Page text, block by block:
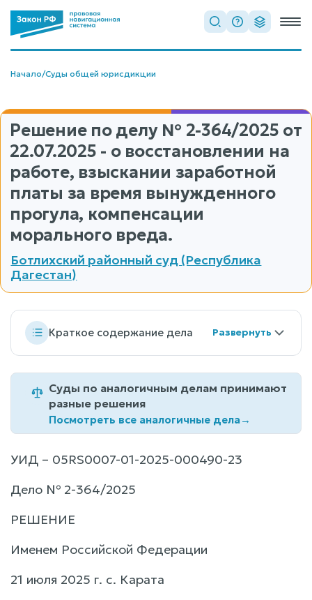
Начало/Суды общей юрисдикции
Решение по делу № 2-364/2025 от
22.07.2025 - о восстановлении на
работе, взыскании заработной
платы за время вынужденного
прогула, компенсации
морального вреда.
Ботлихский районный суд (Республика
Дагестан)
Краткое содержание дела
Суды по аналогичным делам принимают
разные решения
Посмотреть все аналогичные дела→
УИД – 05RS0007-01-2025-000490-23
Дело № 2-364/2025
РЕШЕНИЕ
Именем Российской Федерации
21 июля 2025 г. с. Карата